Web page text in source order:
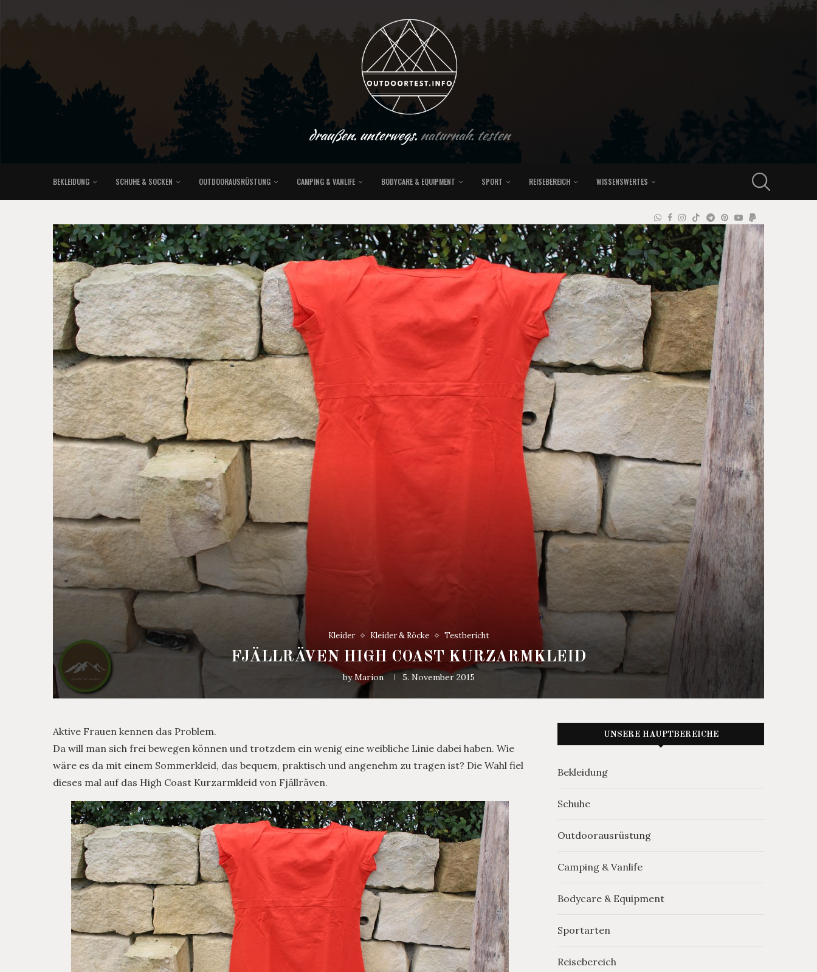
draußen. unterwegs.naturnah. testen
BEKLEIDUNG SCHUHE & SOCKEN OUTDOORAUSRÜSTUNG CAMPING & VANLIFE BODYCARE & EQUIPMENT SPORT REISEBEREICH WISSENSWERTES
Kleider Kleider & Röcke Testbericht
FJÄLLRÄVEN HIGH COAST KURZARMKLEID
byMarion 5. November 2015
Aktive Frauen kennen das Problem.
Da will man sich frei bewegen können und trotzdem ein wenig eine weibliche Linie dabei haben. Wie
wäre es da mit einem Sommerkleid, das bequem, praktisch und angenehm zu tragen ist? Die Wahl fiel
dieses mal auf das High Coast Kurzarmkleid von Fjällräven.
UNSERE HAUPTBEREICHE
Bekleidung
Schuhe
Outdoorausrüstung
Camping & Vanlife
Bodycare & Equipment
Sportarten
Reisebereich